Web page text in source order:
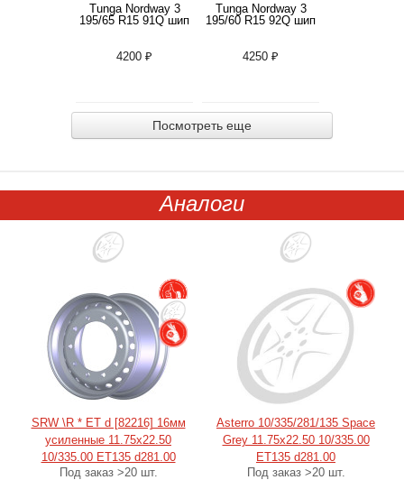
Tunga Nordway 3
195/65 R15 91Q шип
4200 ₽
Tunga Nordway 3
195/60 R15 92Q шип
4250 ₽
Посмотреть еще
Аналоги
SRW \R * ET d [82216] 16мм
усиленные 11.75x22.50
10/335.00 ET135 d281.00
Под заказ >20 шт.
Asterro 10/335/281/135 Space
Grey 11.75x22.50 10/335.00
ET135 d281.00
Под заказ >20 шт.